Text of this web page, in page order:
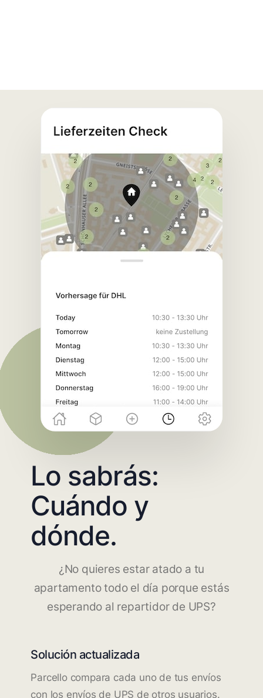
Lo sabrás:
Cuándo y
dónde.
¿No quieres estar atado a tu
apartamento todo el día porque estás
esperando al repartidor de UPS?
Solución actualizada
Parcello compara cada uno de tus envíos
con los envíos de UPS de otros usuarios.